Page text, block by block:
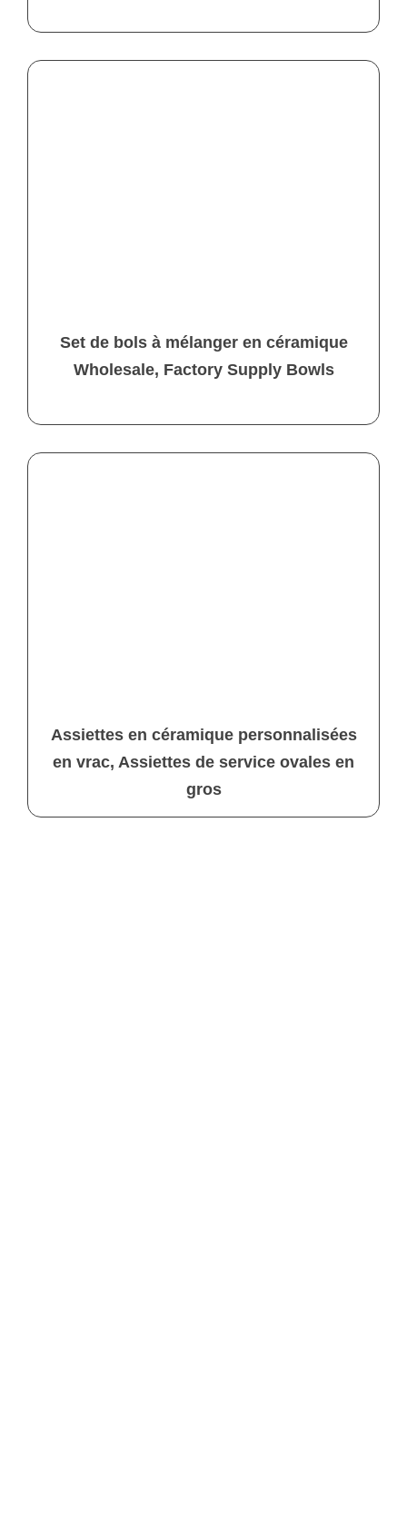
Set de bols à mélanger en céramique
Wholesale, Factory Supply Bowls
Assiettes en céramique personnalisées
en vrac, Assiettes de service ovales en
gros